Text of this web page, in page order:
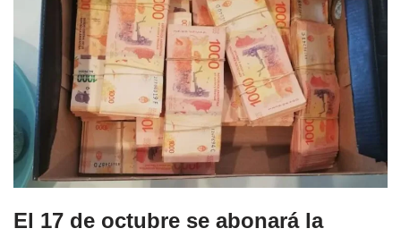
El 17 de octubre se abonará la